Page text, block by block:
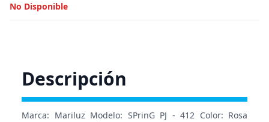
No Disponible
Descripción
Marca: Mariluz Modelo: SPrinG PJ - 412 Color: Rosa